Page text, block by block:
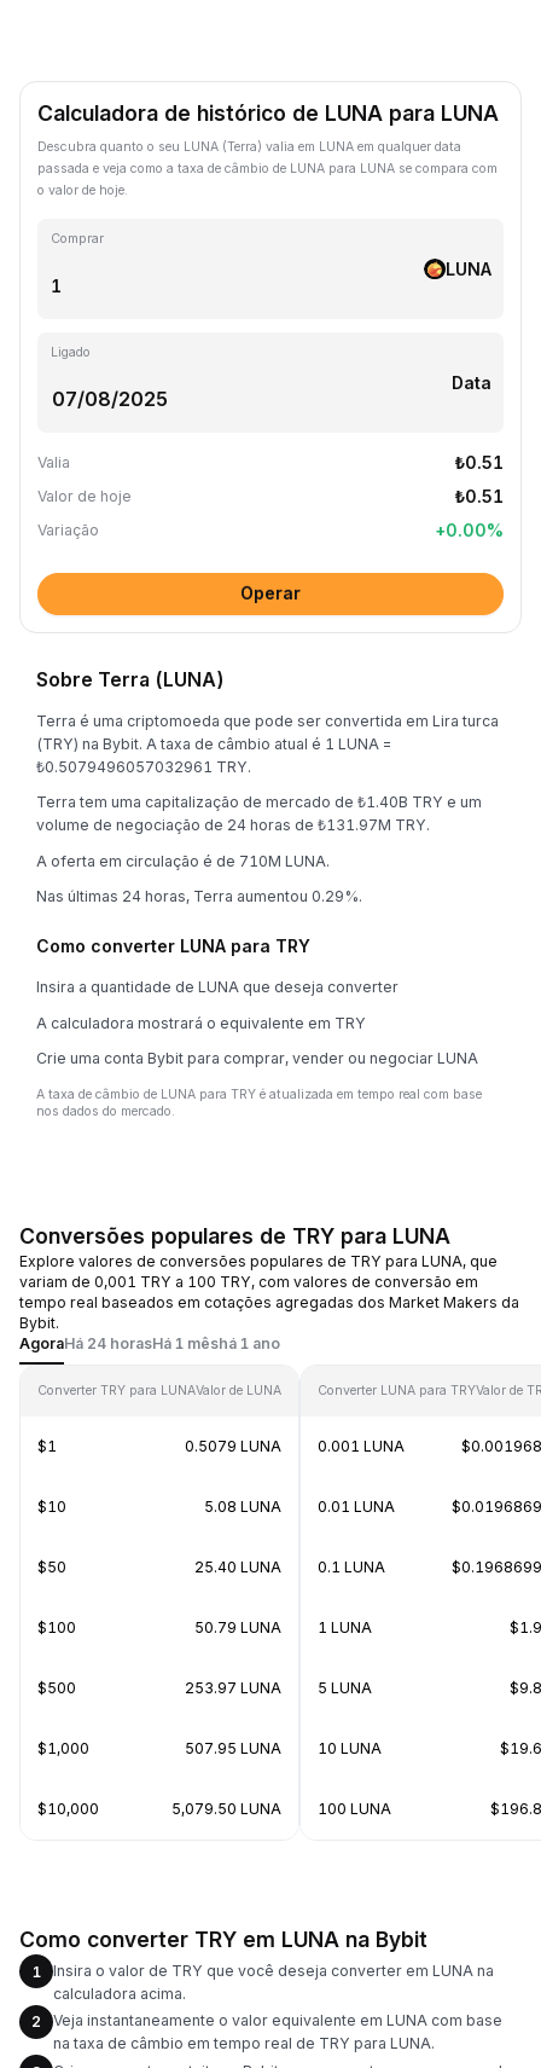
Calculadora de histórico de LUNA para LUNA
Descubra quanto o seu LUNA (Terra) valia em LUNA em qualquer data
passada e veja como a taxa de câmbio de LUNA para LUNA se compara com
o valor de hoje.
Comprar
LUNA
Ligado
Data
Valia ₺0.51
Valor de hoje ₺0.51
Variação +0.00%
Operar
Sobre Terra (LUNA)
Terra é uma criptomoeda que pode ser convertida em Lira turca
(TRY) na Bybit. A taxa de câmbio atual é 1 LUNA =
₺0.5079496057032961 TRY.
Terra tem uma capitalização de mercado de ₺1.40B TRY e um
volume de negociação de 24 horas de ₺131.97M TRY.
A oferta em circulação é de 710M LUNA.
Nas últimas 24 horas, Terra aumentou 0.29%.
Como converter LUNA para TRY
Insira a quantidade de LUNA que deseja converter
A calculadora mostrará o equivalente em TRY
Crie uma conta Bybit para comprar, vender ou negociar LUNA
A taxa de câmbio de LUNA para TRY é atualizada em tempo real com base
nos dados do mercado.
Conversões populares de TRY para LUNA
Explore valores de conversões populares de TRY para LUNA, que
variam de 0,001 TRY a 100 TRY, com valores de conversão em
tempo real baseados em cotações agregadas dos Market Makers da
Bybit.
AgoraHá 24 horasHá 1 mêshá 1 ano
Converter TRY para LUNAValor de LUNA
$1 0.5079 LUNA
$10 5.08 LUNA
$50 25.40 LUNA
$100 50.79 LUNA
$500 253.97 LUNA
$1,000 507.95 LUNA
$10,000 5,079.50 LUNA
Converter LUNA para TRYValor de
0.001 LUNA
0.01 LUNA
0.1 LUNA
1 LUNA
5 LUNA
10 LUNA
100 LUNA
Como converter TRY em LUNA na Bybit
1
Insira o valor de TRY que você deseja converter em LUNA na
calculadora acima.
2
Veja instantaneamente o valor equivalente em LUNA com base
na taxa de câmbio em tempo real de TRY para LUNA.